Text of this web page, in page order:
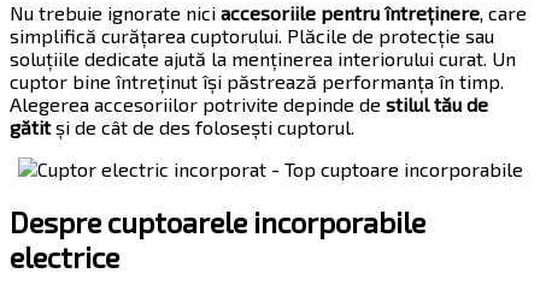
Nu trebuie ignorate nici accesoriile pentru întreținere, care
simplifică curățarea cuptorului. Plăcile de protecție sau
soluțiile dedicate ajută la menținerea interiorului curat. Un
cuptor bine întreținut își păstrează performanța în timp.
Alegerea accesoriilor potrivite depinde de stilul tău de
gătitși de cât de des folosești cuptorul.
Despre cuptoarele incorporabile
electrice